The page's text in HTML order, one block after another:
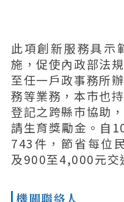
此項創新服務具示
施，促使內政部法
至任一戶政事務所
務等業務，本市也
登記之跨縣市協助
請生育獎勵金。自
743件，節省每位
及900至4,000元交
機關聯絡人